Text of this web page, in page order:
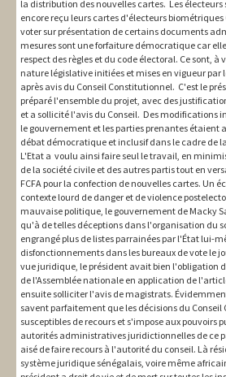
la distribution des nouvelles cartes. Les
encore reçu leurs cartes d'électeurs biométriques
voter sur présentation de certains documents
mesures sont une forfaiture démocratique car
respect des règles et du code électoral. Ce sont, à
nature législative initiées et mises en vigueur par
après avis du Conseil Constitutionnel. C'est le
préparé l'ensemble du projet, avec des
et a sollicité l'avis du Conseil. Des modifications
le gouvernement et les parties prenantes étaient
débat démocratique et inclusif dans le cadre de
L'Etat a voulu ainsi faire seul le travail, en
de la société civile et des autres partis tout en
FCFA pour la confection de nouvelles cartes. Un
contexte lourd de danger et de violence
mauvaise politique, le gouvernement de Macky
qu'à de telles déceptions dans l'organisation du
engrangé plus de listes parrainées par l'État lui-
disfonctionnements dans les bureaux de vote le
vue juridique, le président avait bien l'obligation
de l'Assemblée nationale en application de
ensuite solliciter l'avis de magistrats.
savent parfaitement que les décisions du
susceptibles de recours et s'impose aux pouvoirs
autorités administratives juridictionnelles de ce
aisé de faire recours à l'autorité du conseil. Là
système juridique sénégalais, voire même